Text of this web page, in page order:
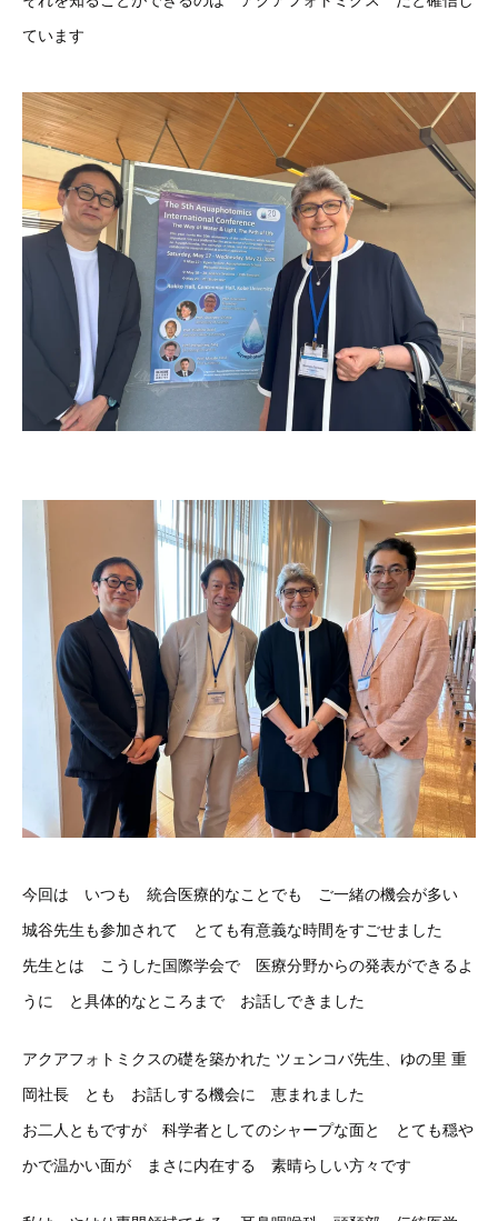
ています
今回は いつも 統合医療的なことでも ご一緒の機会が多い
城谷先生も参加されて とても有意義な時間をすごせました
先生とは こうした国際学会で 医療分野からの発表ができるよ
うに と具体的なところまで お話しできました
アクアフォトミクスの礎を築かれた ツェンコバ先生、ゆの里 重
岡社長 とも お話しする機会に 恵まれました
お二人ともですが 科学者としてのシャープな面と とても穏や
かで温かい面が まさに内在する 素晴らしい方々です